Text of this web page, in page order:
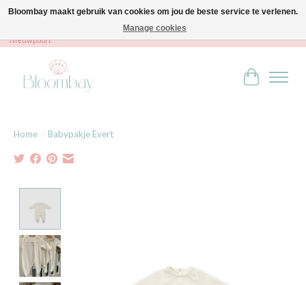
Bloombay - Babies & Kids - Bali home & interior - Robert Orlentpromenade 9A -
Nieuwpoort
Home / Babypakje Evert
Bloombay maakt gebruik van cookies om jou de beste service te verlenen.
Manage cookies